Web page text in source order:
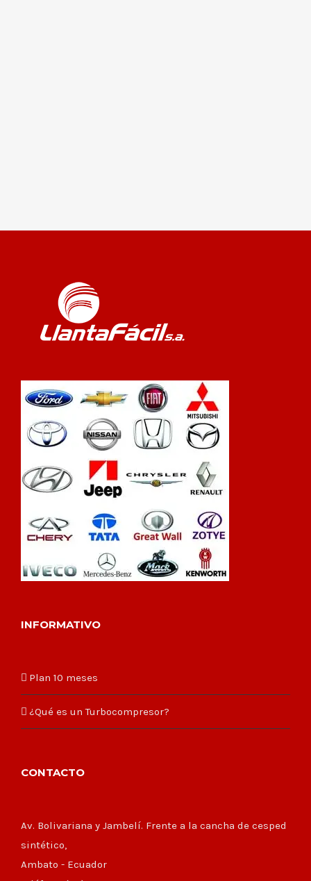
INFORMATIVO
Plan 10 meses
¿Qué es un Turbocompresor?
CONTACTO
Av. Bolivariana y Jambelí. Frente a la cancha de cesped
sintético,
Ambato - Ecuador